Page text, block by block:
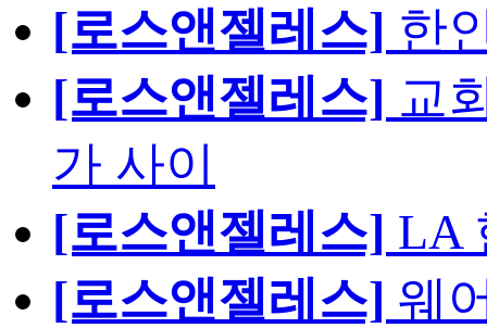
[로스앤젤레스] 한
[로스앤젤레스] 교
가 사이
[로스앤젤레스] LA
[로스앤젤레스] 웨